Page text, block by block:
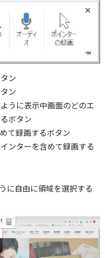
ン
ン
うに表示中画面のどのエ
ボタン
て録画するボタン
ンターを含めて録画する
に自由に領域を選択する